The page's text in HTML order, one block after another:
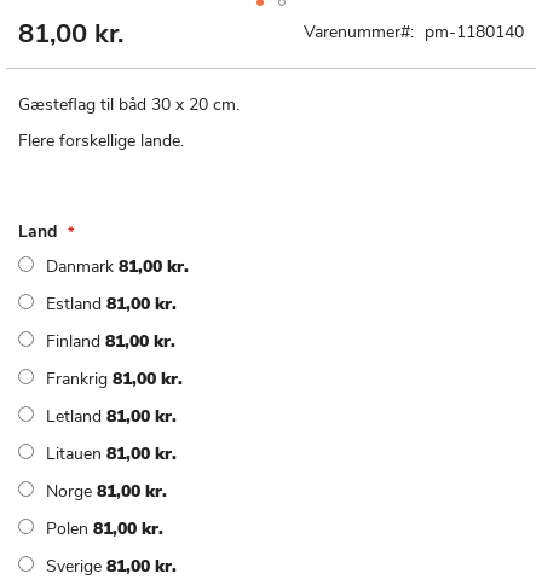
81,00 kr. Varenummer pm-1180140
Gæsteflag til båd 30 x 20 cm.
Flere forskellige lande.
Land
Danmark 81,00 kr.
Estland 81,00 kr.
Finland 81,00 kr.
Frankrig 81,00 kr.
Letland 81,00 kr.
Litauen 81,00 kr.
Norge 81,00 kr.
Polen 81,00 kr.
Sverige 81,00 kr.
Gå
af